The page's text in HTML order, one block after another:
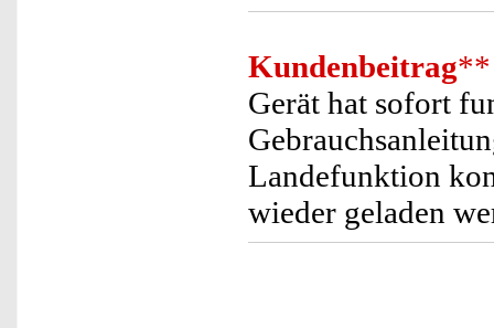
Kundenbeitrag**
Gerät hat sofort
Landefunktion
wieder geladen